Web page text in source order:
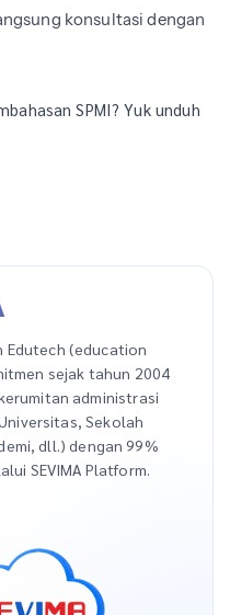
konsultasi dengan
SPMI? Yuk unduh
Edutech (education
sejak tahun 2004
administrasi
Sekolah
dll.) dengan 99%
SEVIMA Platform.